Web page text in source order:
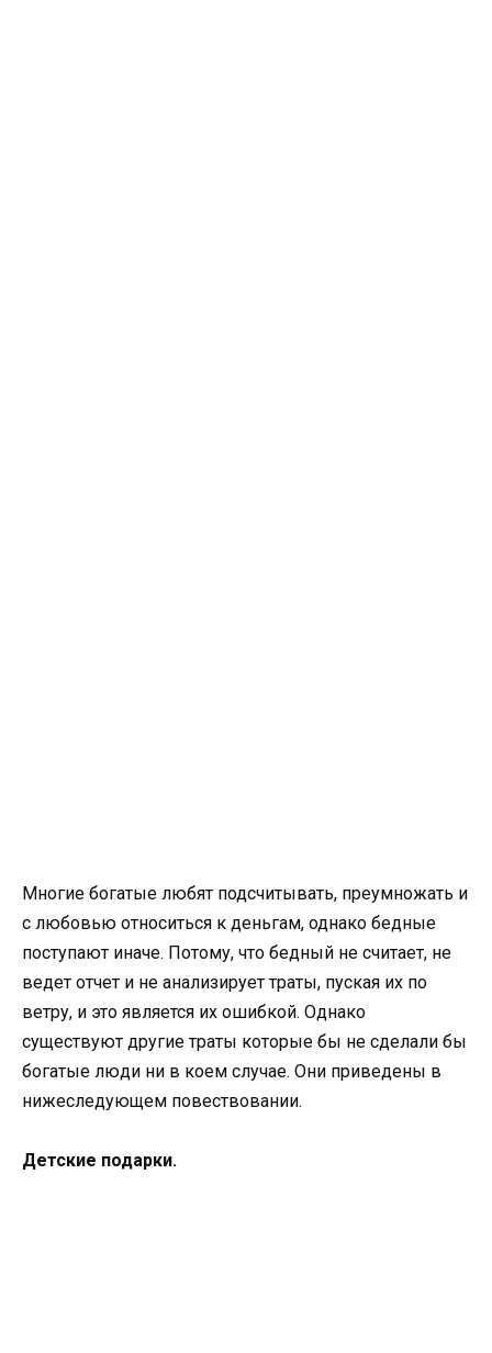
Многие богатые любят подсчитывать, преумножать и
с любовью относиться к деньгам, однако бедные
поступают иначе. Потому, что бедный не считает, не
ведет отчет и не анализирует траты, пуская их по
ветру, и это является их ошибкой. Однако
существуют другие траты которые бы не сделали бы
богатые люди ни в коем случае. Они приведены в
нижеследующем повествовании.
Детские подарки.